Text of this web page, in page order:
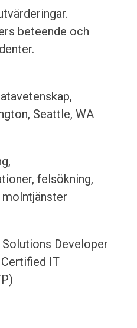
beteende och
Seattle, WA
felsökning,
molntjänster
Developer
IT